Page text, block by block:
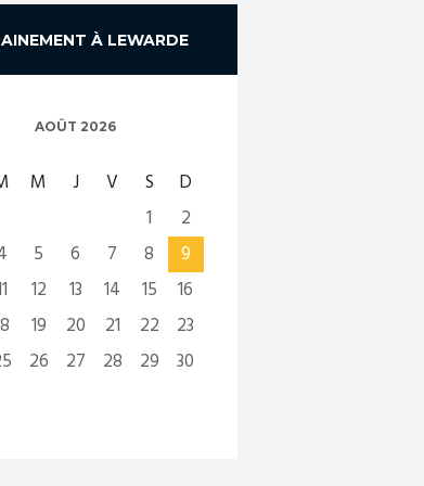
À LEWARDE
AOÛT 2026
M J V S
D
1
2
5 6 7 8
9
12 13 14 15
16
19 20 21 22
23
26 27 28 29
30